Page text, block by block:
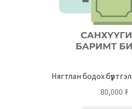
Нягтлан бодох
80,000 ₮